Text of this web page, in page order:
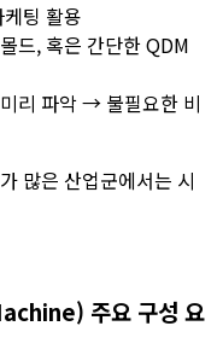
팅 활용
드, 혹은 간단한 QDM
리 파악 → 불필요한 비
많은 산업군에서는 시
주요 구성 요